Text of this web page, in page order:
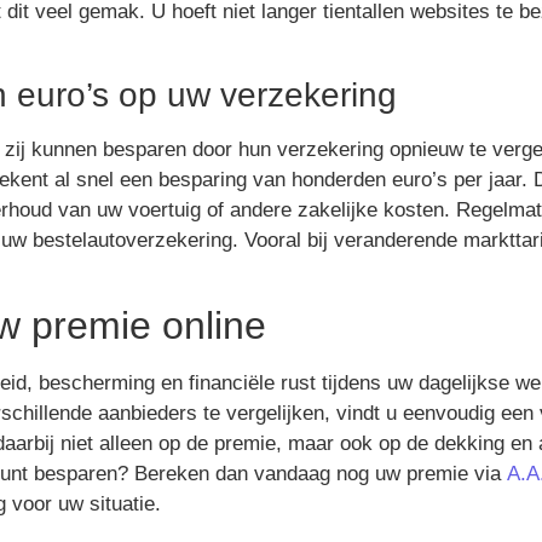
veel gemak. U hoeft niet langer tientallen websites te
op uw verzekering
kunnen besparen door hun verzekering opnieuw te
al snel een besparing van honderden euro’s per jaar.
van uw voertuig of andere zakelijke kosten.
bestelautoverzekering. Vooral bij veranderende
premie online
bescherming en financiële rust tijdens uw dagelijkse
aanbieders te vergelijken, vindt u eenvoudig een
niet alleen op de premie, maar ook op de dekking en
besparen? Bereken dan vandaag nog uw premie via
voor uw situatie.